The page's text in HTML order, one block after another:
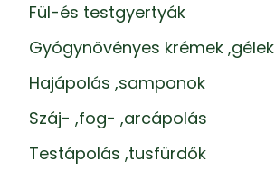
Fül-és testgyertyák
Gyógynövényes krémek ,gélek
Hajápolás ,samponok
Száj- ,fog- ,arcápolás
Testápolás ,tusfürdők